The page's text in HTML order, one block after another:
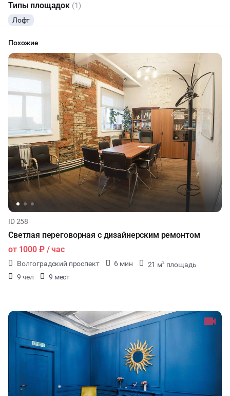
Типы площадок (1)
Лофт
Похожие
ID 258
Светлая переговорная с дизайнерским ремонтом
от 1000 ₽/ час
Волгоградский проспект 6 мин 21 м2 площадь
9 чел
9 мест